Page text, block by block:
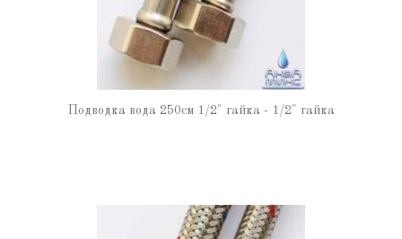
Подводка вода 250см 1/2" гайка - 1/2" гайка